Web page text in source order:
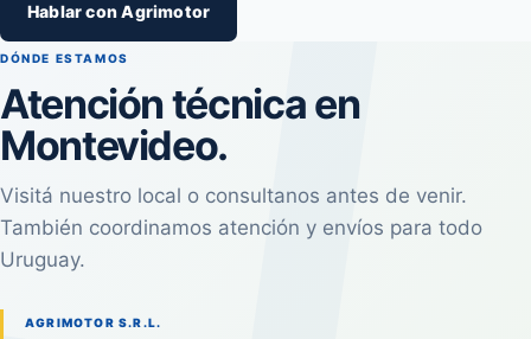
Hablar con Agrimotor
DÓNDE ESTAMOS
Atención técnica en
Montevideo.
Visitá nuestro local o consultanos antes de venir.
También coordinamos atención y envíos para todo
Uruguay.
AGRIMOTOR S.R.L.